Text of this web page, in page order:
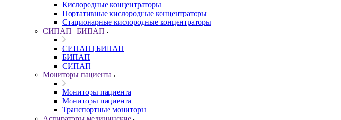
Кислородные концентраторы
Портативные кислородные концентраторы
Стационарные кислородные концентраторы
СИПАП | БИПАП
СИПАП | БИПАП
БИПАП
СИПАП
Мониторы пациента
Мониторы пациента
Мониторы пациента
Транспортные мониторы